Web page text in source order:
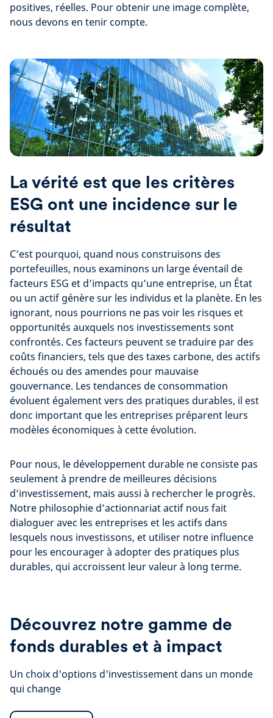
positives, réelles. Pour obtenir une image complète,
nous devons en tenir compte.
La vérité est que les critères
ESG ont une incidence sur le
résultat
C’est pourquoi, quand nous construisons des
portefeuilles, nous examinons un large éventail de
facteurs ESG et d’impacts qu’une entreprise, un État
ou un actif génère sur les individus et la planète. En les
ignorant, nous pourrions ne pas voir les risques et
opportunités auxquels nos investissements sont
confrontés. Ces facteurs peuvent se traduire par des
coûts financiers, tels que des taxes carbone, des actifs
échoués ou des amendes pour mauvaise
gouvernance. Les tendances de consommation
évoluent également vers des pratiques durables, il est
donc important que les entreprises préparent leurs
modèles économiques à cette évolution.
Pour nous, le développement durable ne consiste pas
seulement à prendre de meilleures décisions
d’investissement, mais aussi à rechercher le progrès.
Notre philosophie d’actionnariat actif nous fait
dialoguer avec les entreprises et les actifs dans
lesquels nous investissons, et utiliser notre influence
pour les encourager à adopter des pratiques plus
durables, qui accroissent leur valeur à long terme.
Découvrez notre gamme de
fonds durables et à impact
Un choix d'options d'investissement dans un monde
qui change